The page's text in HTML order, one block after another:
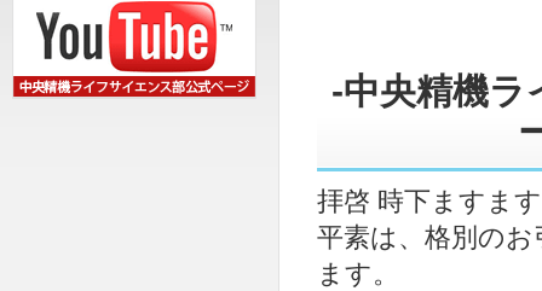
-中央精機ラ
拝啓 時下ますま
平素は、格別の
ます。